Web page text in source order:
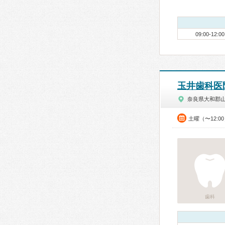
09:00-12:00
玉井歯科医
奈良県大和郡
土曜（〜12:00
歯科